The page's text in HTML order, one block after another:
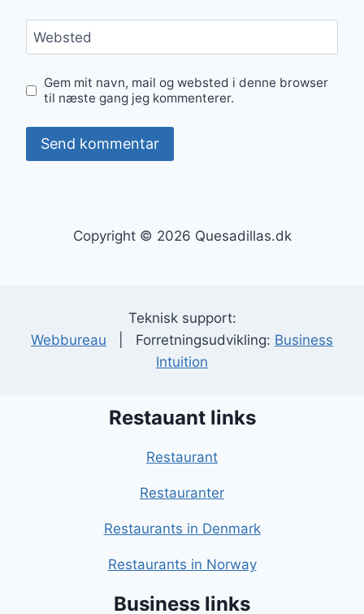
Websted
Gem mit navn, mail og websted i denne browser
til næste gang jeg kommenterer.
Copyright © 2026 Quesadillas.dk
Teknisk support:
Webbureau | Forretningsudvikling: Business
Intuition
Restauant links
Restaurant
Restauranter
Restaurants in Denmark
Restaurants in Norway
Business links